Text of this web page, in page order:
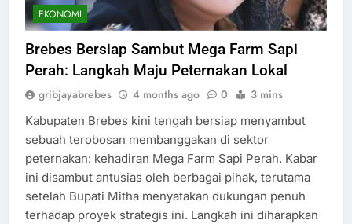
EKONOMI
Brebes Bersiap Sambut Mega Farm Sapi
Perah: Langkah Maju Peternakan Lokal
gribjayabrebes 4 months ago 0 3 mins
Kabupaten Brebes kini tengah bersiap menyambut
sebuah terobosan membanggakan di sektor
peternakan: kehadiran Mega Farm Sapi Perah. Kabar
ini disambut antusias oleh berbagai pihak, terutama
setelah Bupati Mitha menyatakan dukungan penuh
terhadap proyek strategis ini. Langkah ini diharapkan